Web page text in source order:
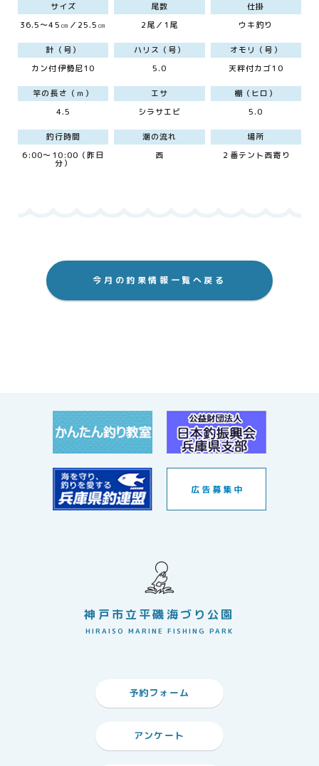
サイズ
36.5～45㎝／25.5㎝
尾数
2尾／1尾
仕掛
ウキ釣り
針（号）
カン付伊勢尼10
ハリス（号）
5.0
オモリ（号）
天秤付カゴ10
竿の長さ（ｍ）
4.5
エサ
シラサエビ
棚（ヒロ）
5.0
釣行時間
6:00～10:00（昨日
分）
潮の流れ
西
場所
２番テント西寄り
今月の釣果情報一覧へ戻る
神戸市立平磯海づり公園
HIRAISO MARINE FISHING PARK
予約フォーム
アンケート